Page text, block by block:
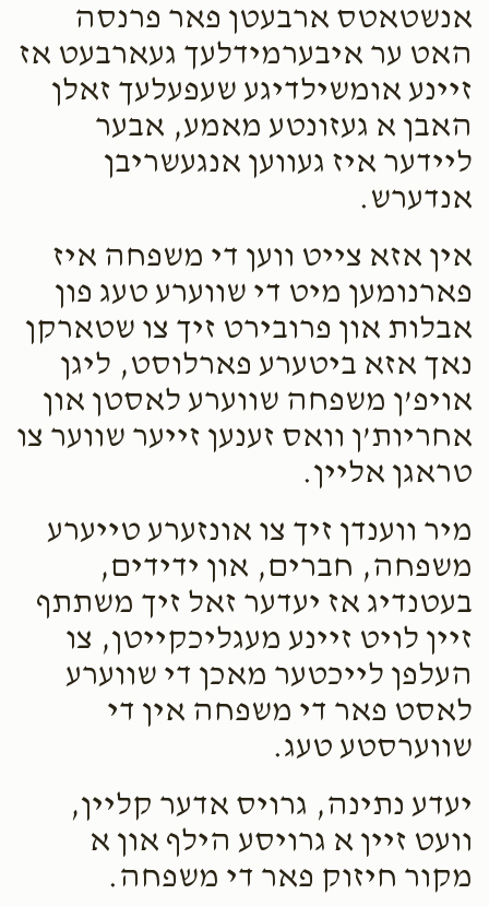
אנשטאטס ארבעטן פאר פרנסה
האט ער איבערמידלעך געארבעט אז
זיינע אומשילדיגע שעפעלעך זאלן
האבן א געזונטע מאמע, אבער
ליידער איז געווען אנגעשריבן
אנדערש.
אין אזא צייט ווען די משפחה איז
פארנומען מיט די שווערע טעג פון
אבלות און פרובירט זיך צו שטארקן
נאך אזא ביטערע פארלוסט, ליגן
אויפ’ן משפחה שווערע לאסטן און
אחריות’ן וואס זענען זייער שווער צו
טראגן אליין.
מיר ווענדן זיך צו אונזערע טייערע
משפחה, חברים, און ידידים,
בעטנדיג אז יעדער זאל זיך משתתף
זיין לויט זיינע מעגליכקייטן, צו
העלפן לייכטער מאכן די שווערע
לאסט פאר די משפחה אין די
שווערסטע טעג.
יעדע נתינה, גרויס אדער קליין,
וועט זיין א גרויסע הילף און א
מקור חיזוק פאר די משפחה.